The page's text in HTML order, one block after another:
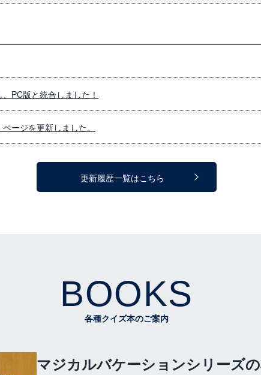
PC版と統合しました！
ージを更新しました。
更新履歴一覧はこちら
BOOKS
各種クイズ本のご案内
マジカルバケーションシリーズ